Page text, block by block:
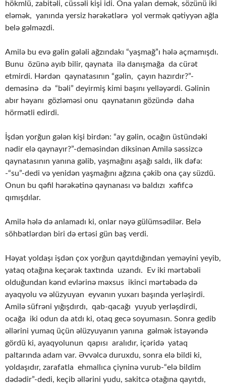
hökmlü, zabitəli, cüssəli kişi idi. Ona yalan demək, sözünü iki
eləmək, yanında yersiz hərəkətlərə yol vermək qətiyyən ağla
belə gəlməzdi.
Amilə bu evə gəlin gələli ağzındakı “yaşmağ”ı hələ açmamışdı.
Bunu özünə ayıb bilir, qaynata ilə danışmağa da cürət
etmirdi. Hərdən qaynatasının “gəlin, çayın hazırdır?”-
deməsinə də “bəli” deyirmiş kimi başını yelləyərdi. Gəlinin
abır həyanı gözləməsi onu qaynatanın gözündə daha
hörmətli edirdi.
İşdən yorğun gələn kişi birdən: “ay gəlin, ocağın üstündəki
nədir elə qaynayır?”-deməsindən diksinən Amilə səssizcə
qaynatasının yanına gəlib, yaşmağını aşağı saldı, ilk dəfə:
-“su”-dedi və yenidən yaşmağını ağzına çəkib ona çay süzdü.
Onun bu qəfil hərəkətinə qaynanası və baldızı xəfifcə
qımışdılar.
Amilə hələ də anlamadı ki, onlar nəyə gülümsədilər. Belə
söhbətlərdən biri də ertəsi gün baş verdi.
Həyat yoldaşı işdən çox yorğun qayıtdığından yeməyini yeyib,
yataq otağına keçərək taxtında uzandı. Ev iki mərtəbəli
olduğundan kənd evlərinə məxsus ikinci mərtəbədə də
ayaqyolu və əlüzyuyan eyvanın yuxarı başında yerləşirdi.
Amilə süfrəni yığışdırdı, qab-qacağı yuyub yerləşdirdi,
ocağa iki odun da atdı ki, otaq gecə soyumasın. Sonra gedib
əllərini yumaq üçün əlüzyuyanın yanına gəlmək istəyəndə
gördü ki, ayaqyolunun qapısı aralıdır, içəridə yataq
paltarında adam var. Əvvəlcə duruxdu, sonra elə bildi ki,
yoldaşıdır, zarafatla ehmallıca çiyninə vurub-“elə bildim
dədədir”-dedi, keçib əllərini yudu, sakitcə otağına qayıtdı,